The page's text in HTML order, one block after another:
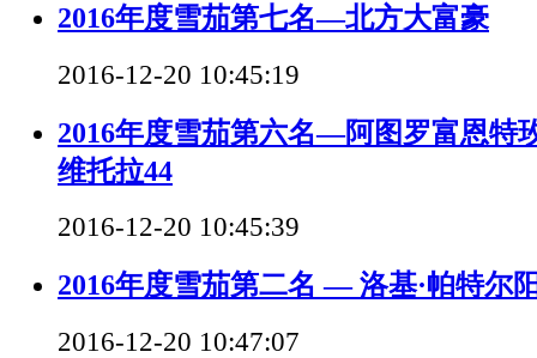
2016年度雪茄第七名—北方大富豪
2016-12-20 10:45:19
2016年度雪茄第六名—阿图罗富恩特
维托拉44
2016-12-20 10:45:39
2016年度雪茄第二名 — 洛基·帕特尔
2016-12-20 10:47:07